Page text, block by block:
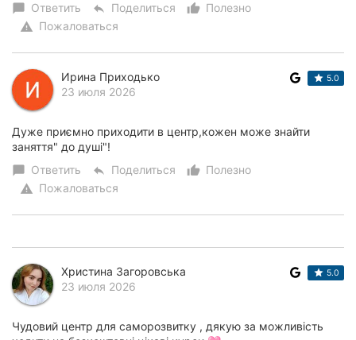
chat_bubble Ответить reply Поделиться thumb_up_alt
Полезно
warning Пожаловаться
Ирина Приходько
23 июля 2026
5.0
Дуже приємно приходити в центр,кожен може знайти
заняття" до душі"!
chat_bubble Ответить reply Поделиться thumb_up_alt
Полезно
warning Пожаловаться
Христина Загоровська
23 июля 2026
5.0
Чудовий центр для саморозвитку , дякую за можливість